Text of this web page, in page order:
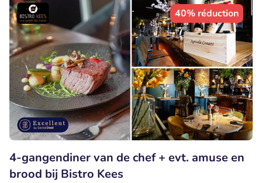
40% réduction
4-gangendiner van de chef + evt. amuse en
brood bij Bistro Kees